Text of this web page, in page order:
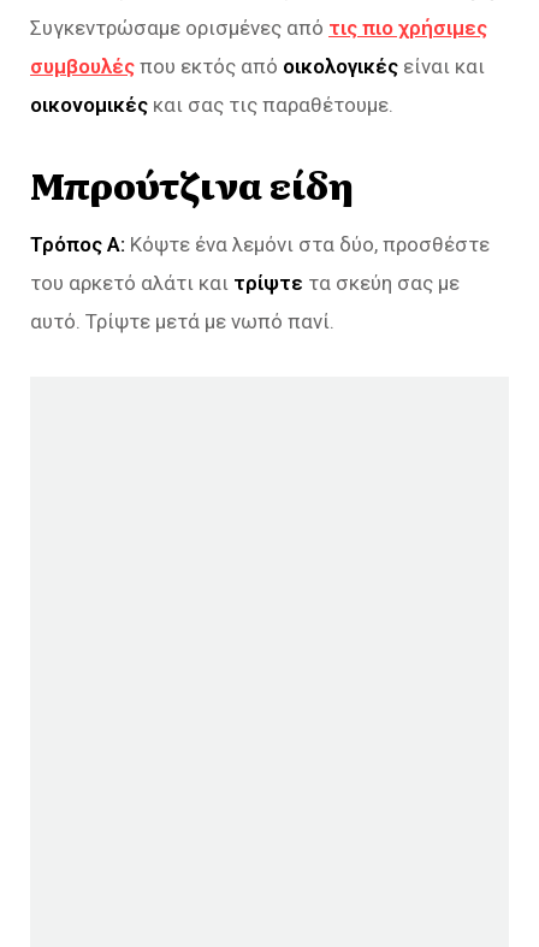
Συγκεντρώσαμε ορισμένες από τις πιο χρήσιμες
συμβουλές που εκτός από οικολογικές είναι και
οικονομικές και σας τις παραθέτουμε.
Μπρούτζινα είδη
Τρόπος Α: Κόψτε ένα λεμόνι στα δύο, προσθέστε
του αρκετό αλάτι και τρίψτε τα σκεύη σας με
αυτό. Τρίψτε μετά με νωπό πανί.